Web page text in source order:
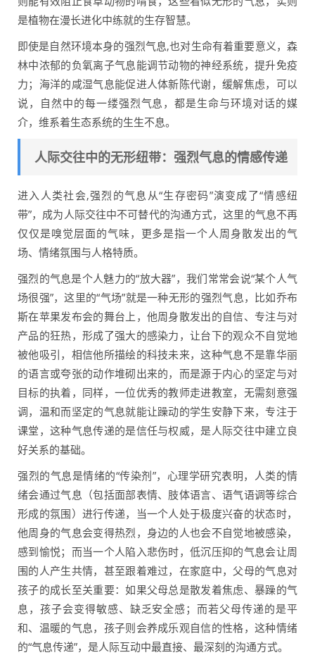
是植物在漫长进化中练就的生存智慧。
即使是自然环境本身的强烈气息,也对生命有着重要意义，森
林中浓郁的负氧离子气息能调节动物的神经系统，提升免疫
力；海洋的咸湿气息能促进人体新陈代谢，缓解焦虑，可以
说，自然中的每一缕强烈气息，都是生命与环境对话的媒
介，维系着生态系统的生生不息。
人际交往中的无形纽带：强烈气息的情感传递
进入人类社会,强烈的气息从“生存密码”演变成了“情感纽
带”，成为人际交往中不可替代的沟通方式，这里的气息不再
仅仅是嗅觉层面的气味，更多是指一个人周身散发出的气
场、情绪氛围与人格特质。
强烈的气息是个人魅力的“放大器”，我们常常会说“某个人气
场很强”，这里的“气场”就是一种无形的强烈气息，比如乔布
斯在苹果发布会的舞台上，他周身散发出的自信、专注与对
产品的狂热，形成了强大的感染力，让台下的观众不自觉地
被他吸引，相信他所描绘的科技未来，这种气息不是靠华丽
的语言或夸张的动作堆砌出来的，而是源于内心的坚定与对
目标的执着，同样，一位优秀的教师走进教室，无需刻意强
调，温和而坚定的气息就能让躁动的学生安静下来，专注于
课堂，这种气息传递的是信任与权威，是人际交往中建立良
好关系的基础。
强烈的气息是情绪的“传染剂”，心理学研究表明，人类的情
绪会通过气息（包括面部表情、肢体语言、语气语调等综合
形成的氛围）进行传递，当一个人处于极度兴奋的状态时，
他周身的气息会变得热烈，身边的人也会不自觉地被感染，
感到愉悦；而当一个人陷入悲伤时，低沉压抑的气息会让周
围的人产生共情，甚至跟着难过，在家庭中，父母的气息对
孩子的成长至关重要：如果父母总是散发着焦虑、暴躁的气
息，孩子会变得敏感、缺乏安全感；而若父母传递的是平
和、温暖的气息，孩子则会养成乐观自信的性格，这种情绪
的“气息传递”，是人际互动中最直接、最深刻的沟通方式。